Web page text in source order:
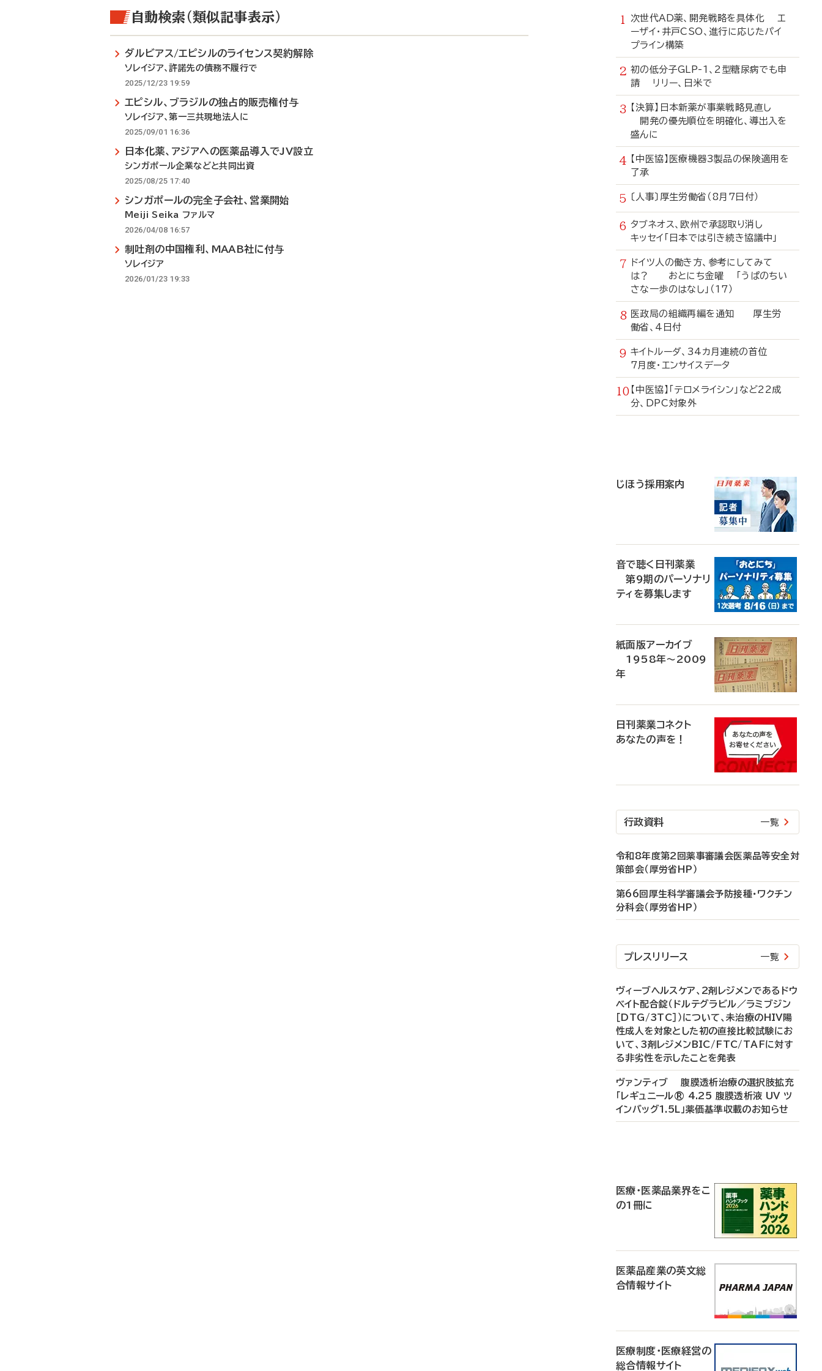
自動検索（類似記事表示）
ダルビアス/エピシルのライセンス契約解除
ソレイジア、許諾先の債務不履行で
2025/12/23 19:59
エピシル、ブラジルの独占的販売権付与
ソレイジア、第一三共現地法人に
2025/09/01 16:36
日本化薬、アジアへの医薬品導入でJV設立
シンガポール企業などと共同出資
2025/08/25 17:40
シンガポールの完全子会社、営業開始
Meiji Seika ファルマ
2026/04/08 16:57
制吐剤の中国権利、MAAB社に付与
ソレイジア
2026/01/23 19:33
次世代AD薬、開発戦略を具体化 エ
ーザイ・井戸CSO、進行に応じたパイ
プライン構築
初の低分子GLP-1、2型糖尿病でも申
請 リリー、日米で
【決算】日本新薬が事業戦略見直し
開発の優先順位を明確化、導出入を
盛んに
【中医協】医療機器3製品の保険適用を
了承
〔人事〕厚生労働省（8月7日付）
タブネオス、欧州で承認取り消し
キッセイ「日本では引き続き協議中」
ドイツ人の働き方、参考にしてみて
は？ おとにち金曜 「うぱのちい
さな一歩のはなし」（17）
医政局の組織再編を通知 厚生労
働省、4日付
キイトルーダ、34カ月連続の首位
7月度・エンサイスデータ
【中医協】「テロメライシン」など22成
分、DPC対象外
じほう採用案内
音で聴く日刊薬業
第9期のパーソナリ
ティを募集します
紙面版アーカイブ
1958年～2009
年
日刊薬業コネクト
あなたの声を！
行政資料 一覧
令和8年度第2回薬事審議会医薬品等安全対
策部会（厚労省HP）
第66回厚生科学審議会予防接種・ワクチン
分科会（厚労省HP）
プレスリリース 一覧
ヴィーブヘルスケア、2剤レジメンであるドウ
ベイト配合錠（ドルテグラビル／ラミブジン
［DTG/3TC］）について、未治療のHIV陽
性成人を対象とした初の直接比較試験にお
いて、3剤レジメンBIC/FTC/TAFに対す
る非劣性を示したことを発表
ヴァンティブ 腹膜透析治療の選択肢拡充
「レギュニール® 4.25 腹膜透析液 UV ツ
インバッグ1.5L」薬価基準収載のお知らせ
医療・医薬品業界をこ
の1冊に
医薬品産業の英文総
合情報サイト
医療制度・医療経営の
総合情報サイト